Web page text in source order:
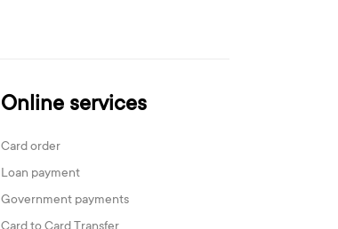
Online services
Card order
Loan payment
Government payments